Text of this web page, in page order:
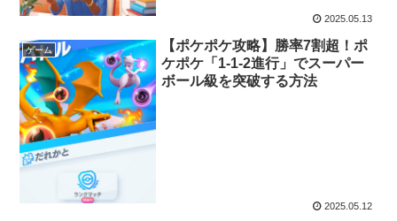
2025.05.13
ゲーム
【ポケポケ攻略】勝率7割超！ポ
ケポケ「1-1-2進行」でスーパー
ボール級を突破する方法
2025.05.12